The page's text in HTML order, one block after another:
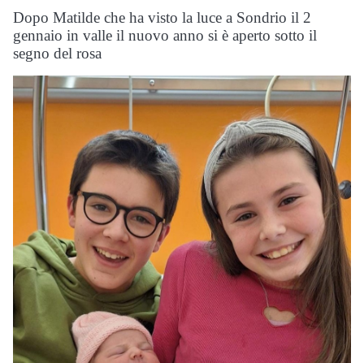
Dopo Matilde che ha visto la luce a Sondrio il 2
gennaio in valle il nuovo anno si è aperto sotto il
segno del rosa